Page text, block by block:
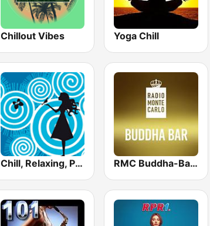
Chillout Vibes Yoga Chill
Chill, Relaxing, Positive RMC Buddha-Bar Monte Carlo